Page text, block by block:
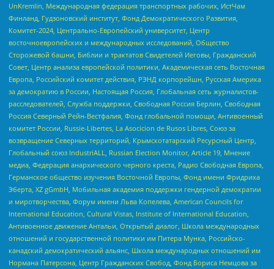
UnKremlin, Международная федерация транспортных рабочих, ИстЧам
Финланд, Гудзоновский институт, Фонд Демократического Развития,
Комитет-2024, Центрально-Европейский университет, Центр
восточноевропейских и международных исследований, Общество
Сторожевой башни, Библии и трактатов Свидетелей Иеговы, Гражданский
Совет, Центр анализа европейской политики, Академическая сеть Восточная
Европа, Российский комитет действия, РЭНД корпорейшн, Русская Америка
за демократию в России, Настоящая Россия, Глобальная сеть журналистов-
расследователей, Служба поддержки, Свободная Россия Берлин, Свободная
Россия Северный Рейн-Вестфалия, Фонд глобальной помощи, Антивоенный
комитет России, Russie-Libertes, La Asocicion de Rusos Libres, Союз за
возвращение Северных территорий, Крымскотатарский Ресурсный Центр,
Глобальный союз IndustriALL, Russian Election Monitor, Article 19, Мнение
медиа, Федерация анархического черного креста, Радио Свободная Европа,
Германское общество изучения Восточной Европы, Фонд имени Фридриха
Эберта, XZ gGmbH, Мобильная академия поддержки гендерной демократии
и миротворчества, Форум имени Льва Копелева, American Councils for
International Education, Cultural Vistas, Institute of International Education,
Антивоенное движение Антальи, Открытый диалог, Школа международных
отношений и государственной политики им Питера Мунка, Российско-
канадский демократический альянс, Школа международных отношений им
Нормана Патерсона, Центр Гражданских Свобод, Фонд Бориса Немцова за